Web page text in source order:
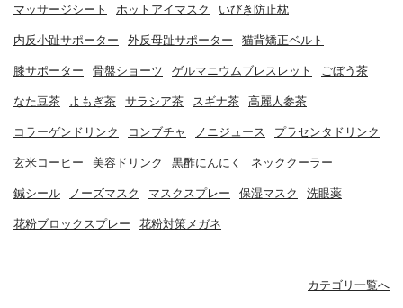
マッサージシート ホットアイマスク いびき防止枕
内反小趾サポーター 外反母趾サポーター 猫背矯正ベルト
膝サポーター 骨盤ショーツ ゲルマニウムブレスレット ごぼう茶
なた豆茶 よもぎ茶 サラシア茶 スギナ茶 高麗人参茶
コラーゲンドリンク コンブチャ ノニジュース プラセンタドリンク
玄米コーヒー 美容ドリンク 黒酢にんにく ネッククーラー
鍼シール ノーズマスク マスクスプレー 保湿マスク 洗眼薬
花粉ブロックスプレー 花粉対策メガネ
カテゴリ一覧へ